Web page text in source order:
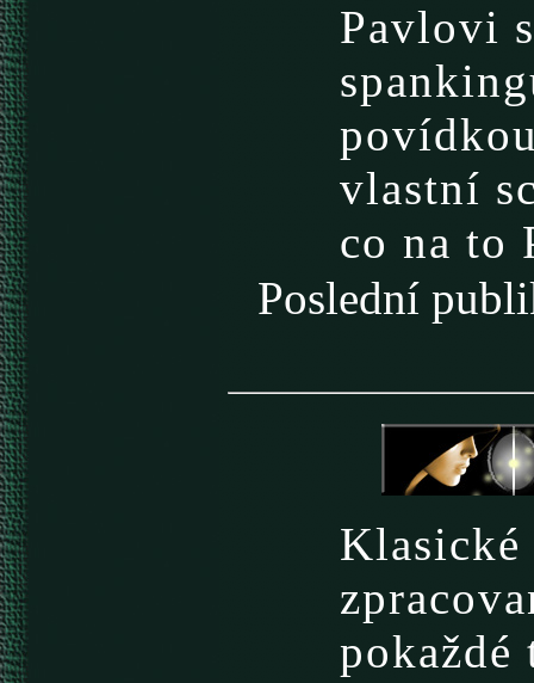
Pavlovi
vlastní
co na to
Poslední
Klasické
pokaždé